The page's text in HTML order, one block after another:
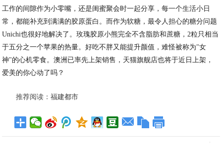
工作的间隙作为小零嘴，还是闺蜜聚会时一起分享，每一个生活小日
常，都能补充到满满的胶原蛋白。而作为软糖，最令人担心的糖分问题
Unichi也很好地解决了。玫瑰胶原小熊完全不含脂肪和蔗糖，2粒只相当
于五分之一个苹果的热量。好吃不胖又能提升颜值，难怪被称为"女
神"的心机零食。澳洲已率先上架销售，天猫旗舰店也将于近日上架，
爱美的你心动了吗？
推荐阅读：福建都市